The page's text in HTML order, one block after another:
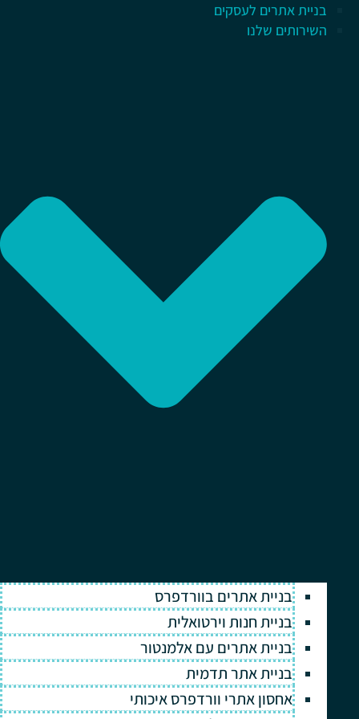
בניית אתרים לעסקים
השירותים שלנו
בניית אתרים בוורדפרס
בניית חנות וירטואלית
בניית אתרים עם אלמנטור
בניית אתר תדמית
אחסון אתרי וורדפרס איכותי